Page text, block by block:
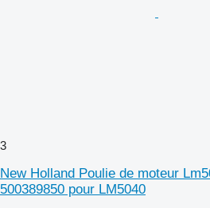
3
New Holland Poulie de moteur
500389850 pour LM5040